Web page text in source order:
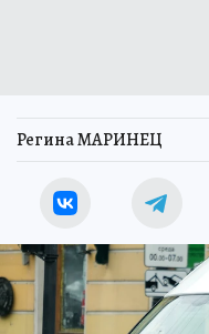
Регина МАРИНЕЦ